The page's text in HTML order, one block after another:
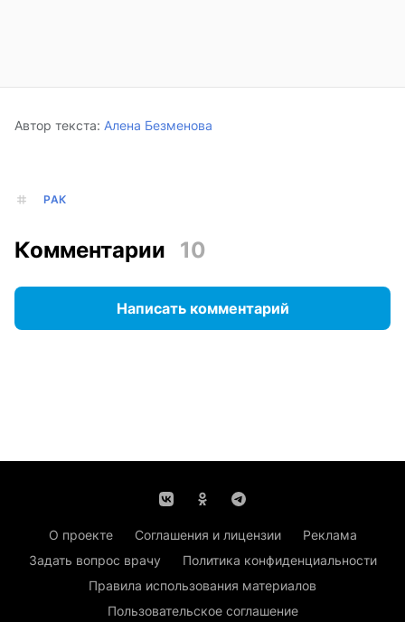
Автор текста: Алена Безменова
РАК
Комментарии 10
Написать комментарий
О проекте Соглашения и лицензии
Реклама
Задать вопрос врачу
Политика конфиденциальности
Правила использования материалов
Пользовательское соглашение